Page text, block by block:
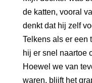
de katten, vooral
denkt dat hij zelf
Telkens als er een
hij er snel naartoe
Hoewel we van
waren, blijft het